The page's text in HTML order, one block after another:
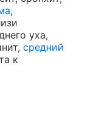
,
уха,
средний
к